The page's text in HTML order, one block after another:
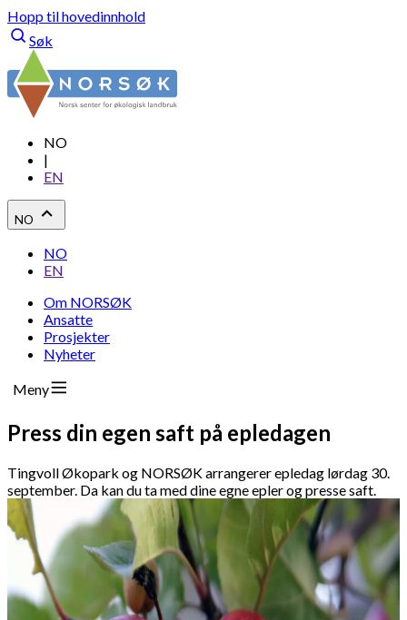
Hopp til hovedinnhold
Søk
NO
|
EN
NO
NO
EN
Om NORSØK
Ansatte
Prosjekter
Nyheter
Meny
Press din egen saft på epledagen
Tingvoll Økopark og NORSØK arrangerer epledag lørdag 30.
september. Da kan du ta med dine egne epler og presse saft.